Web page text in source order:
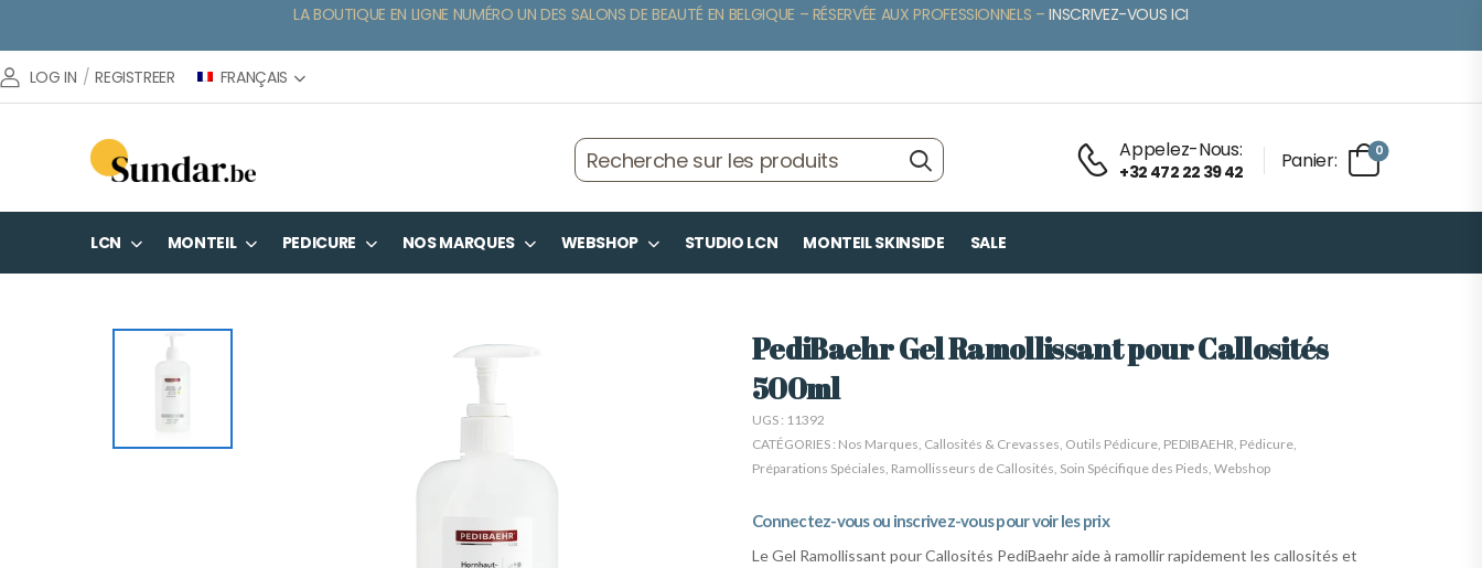
LA BOUTIQUE EN LIGNE NUMÉRO UN DES SALONS DE BEAUTÉ EN BELGIQUE – RÉSERVÉE AUX PROFESSIONNELS –INSCRIVEZ-VOUS ICI
LOG IN / REGISTREER FRANÇAIS
Appelez-Nous:
+32 472 22 39 42 Panier: 0
LCN MONTEIL PEDICURE NOS MARQUES WEBSHOP STUDIO LCN MONTEIL SKINSIDE SALE
PediBaehr Gel Ramollissant pour Callosités
500ml
UGS : 11392
CATÉGORIES : Nos Marques, Callosités & Crevasses, Outils Pédicure, PEDIBAEHR, Pédicure,
Préparations Spéciales, Ramollisseurs de Callosités, Soin Spécifique des Pieds, Webshop
Connectez-vous ou inscrivez-vous pour voir les prix
Le Gel Ramollissant pour Callosités PediBaehr aide à ramollir rapidement les callosités et